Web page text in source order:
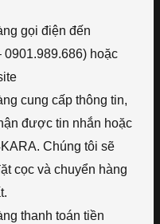
gọi điện đến
0901.989.686) hoặc
cung cấp thông tin,
được tin nhắn hoặc
Chúng tôi sẽ
cọc và chuyển hàng
thanh toán tiền